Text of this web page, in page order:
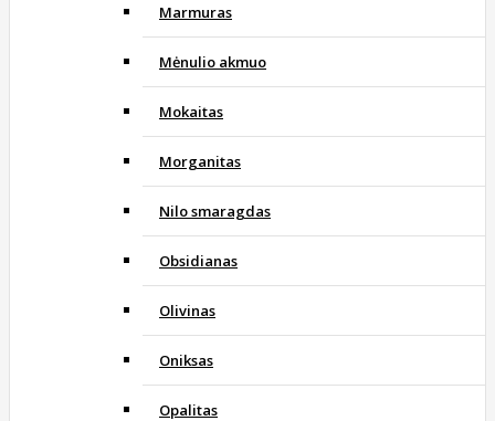
Marmuras
Mėnulio akmuo
Mokaitas
Morganitas
Nilo smaragdas
Obsidianas
Olivinas
Oniksas
Opalitas